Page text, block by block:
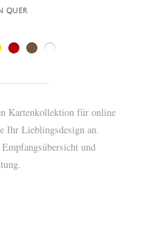
QUER
Kartenkollektion für online
Ihr Lieblingsdesign an.
und